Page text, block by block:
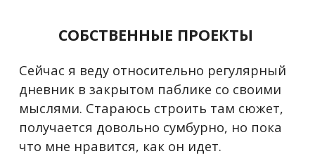
СОБСТВЕННЫЕ ПРОЕКТЫ
Сейчас я веду относительно регулярный
дневник в закрытом паблике со своими
мыслями. Стараюсь строить там сюжет,
получается довольно сумбурно, но пока
что мне нравится, как он идет.